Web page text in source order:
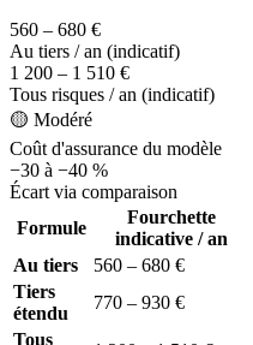
560 – 680 €
Au tiers / an (indicatif)
1 200 – 1 510 €
Tous risques / an (indicatif)
🟡 Modéré
Coût d'assurance du modèle
−30 à −40 %
Écart via comparaison
Formule
Fourchette
indicative / an
Au tiers
560 – 680 €
Tiers
étendu
770 – 930 €
Tous